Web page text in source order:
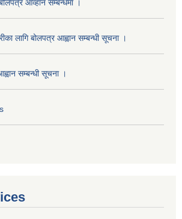
आव्हान सम्बन्धमा ।
लागि बोलपत्र आह्वान सम्बन्धी सूचना ।
सम्बन्धी सूचना ।